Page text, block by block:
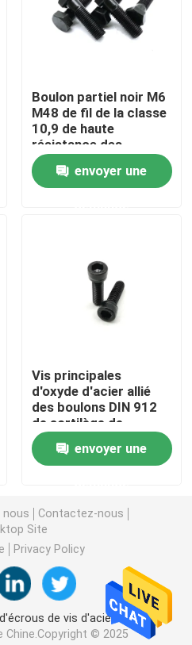
inoxydable
à moteur
d'insertion
Boulon partiel noir M6
M48 de fil de la classe
10,9 de haute
résistance des
boulons ISO4014
GB5782 de tête de
sortilège
envoyer une
Vis principales
d'oxyde d'acier allié
des boulons DIN 912
de sortilège de
chapeau de haute
résistance noir de
prise
envoyer une
nous
Contactez-nous
Site
Privacy Policy
de vis d'acier
Chine.Copyright © 2025